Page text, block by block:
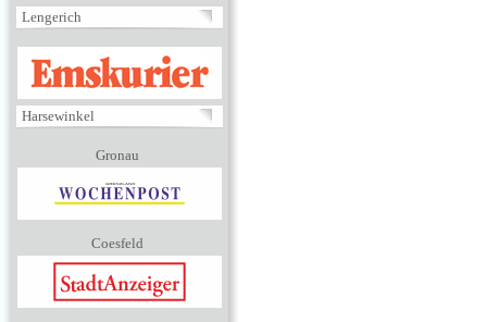
Lengerich
EMSKURIER
Harsewinkel
Gronau
Coesfeld